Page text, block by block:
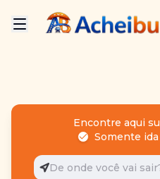
Encontre aqui
Somente ida
De onde você vai